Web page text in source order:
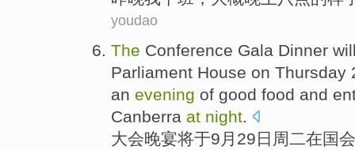
youdao
The Conference Gala Dinner
Parliament House on Thursday
an evening of good food and
Canberra at night.
大会晚宴将于9月 29日 周二在国会